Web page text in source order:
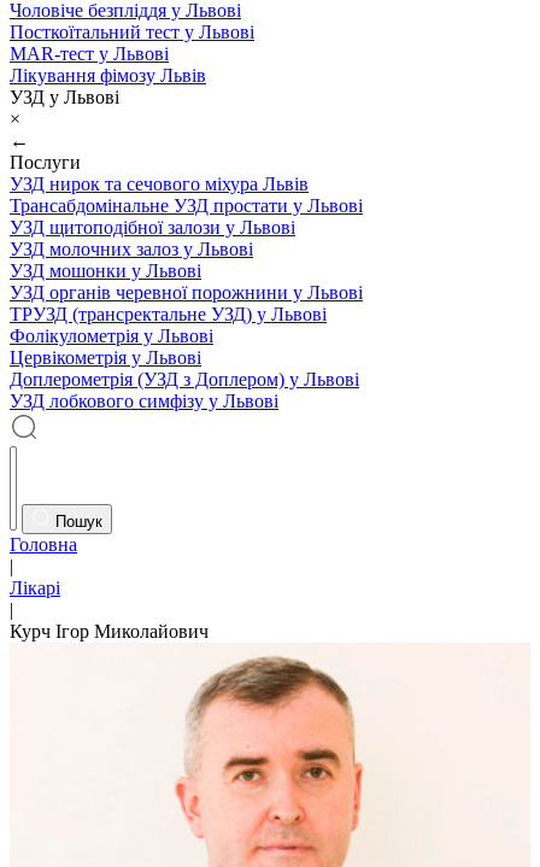
Чоловіче безпліддя у Львові
Посткоїтальний тест у Львові
MAR-тест у Львові
Лікування фімозу Львів
УЗД у Львові
×
←
Послуги
УЗД нирок та сечового міхура Львів
Трансабдомінальне УЗД простати у Львові
УЗД щитоподібної залози у Львові
УЗД молочних залоз у Львові
УЗД мошонки у Львові
УЗД органів черевної порожнини у Львові
ТРУЗД (трансректальне УЗД) у Львові
Фолікулометрія у Львові
Цервікометрія у Львові
Доплерометрія (УЗД з Доплером) у Львові
УЗД лобкового симфізу у Львові
Пошук
Головна
|
Лікарі
|
Курч Ігор Миколайович